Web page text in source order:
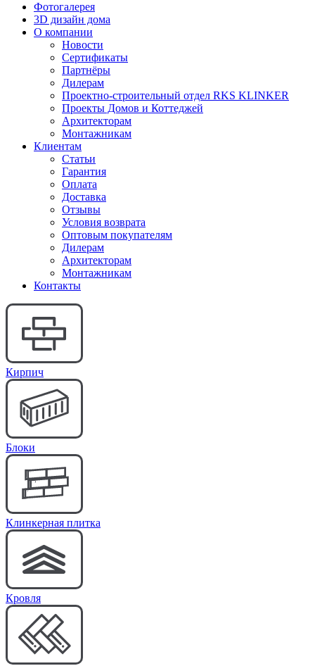
Фотогалерея
3D дизайн дома
О компании
Новости
Сертификаты
Партнёры
Дилерам
Проектно-строительный отдел RKS KLINKER
Проекты Домов и Коттеджей
Архитекторам
Монтажникам
Клиентам
Статьи
Гарантия
Оплата
Доставка
Отзывы
Условия возврата
Оптовым покупателям
Дилерам
Архитекторам
Монтажникам
Контакты
Кирпич
Блоки
Клинкерная плитка
Кровля